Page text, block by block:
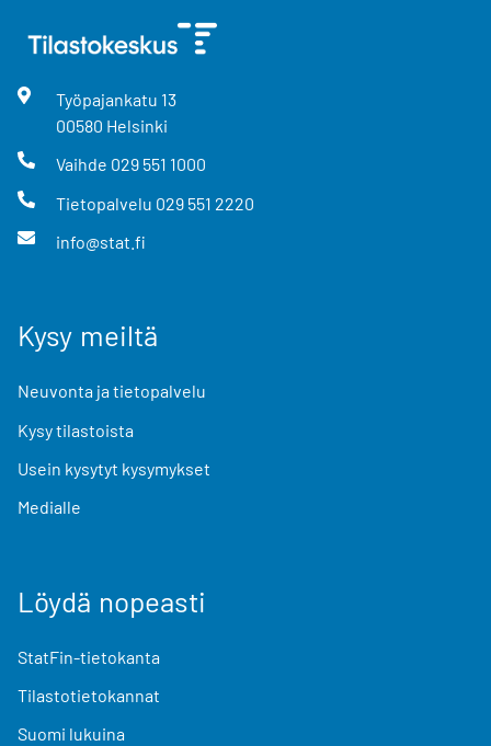
Työpajankatu 13
00580 Helsinki
Vaihde 029 551 1000
Tietopalvelu 029 551 2220
info@stat.fi
Kysy meiltä
Neuvonta ja tietopalvelu
Kysy tilastoista
Usein kysytyt kysymykset
Medialle
Löydä nopeasti
StatFin-tietokanta
Tilastotietokannat
Suomi lukuina